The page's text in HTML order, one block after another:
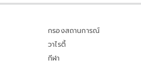
กรองสถานการณ์
วาไรตี้
กีฬา